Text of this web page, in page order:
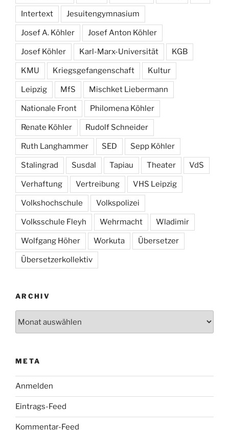
Intertext Jesuitengymnasium
Josef A. Köhler Josef Anton Köhler
Josef Köhler Karl-Marx-Universität KGB
KMU Kriegsgefangenschaft Kultur
Leipzig MfS Mischket Liebermann
Nationale Front Philomena Köhler
Renate Köhler Rudolf Schneider
Ruth Langhammer SED Sepp Köhler
Stalingrad Susdal Tapiau Theater VdS
Verhaftung Vertreibung VHS Leipzig
Volkshochschule Volkspolizei
Volksschule Fleyh Wehrmacht Wladimir
Wolfgang Höher Workuta Übersetzer
Übersetzerkollektiv
ARCHIV
META
Anmelden
Eintrags-Feed
Kommentar-Feed